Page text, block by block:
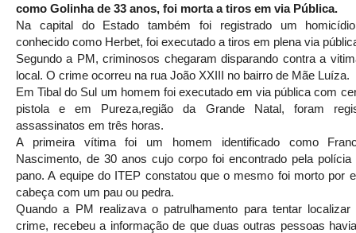
como Golinha de 33 anos, foi morta a tiros em via Pública.
Na capital do Estado também foi registrado um
conhecido como Herbet, foi executado a tiros em plena via
Segundo a PM, criminosos chegaram disparando contra a
local. O crime ocorreu na rua João XXIII no bairro de Mãe Luíza.
Em Tibal do Sul um homem foi executado em via pública com
pistola e em Pureza,região da Grande Natal, foram
assassinatos em três horas.
A primeira vítima foi um homem identificado como
Nascimento, de 30 anos cujo corpo foi encontrado pela
pano. A equipe do ITEP constatou que o mesmo foi morto por
cabeça com um pau ou pedra.
Quando a PM realizava o patrulhamento para tentar
crime, recebeu a informação de que duas outras pessoas